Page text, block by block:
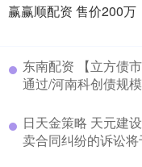
赢赢顺配资 售价200
东南配资 【立方债
通过/河南科创债规
日天金策略 天元建
卖合同纠纷的诉讼